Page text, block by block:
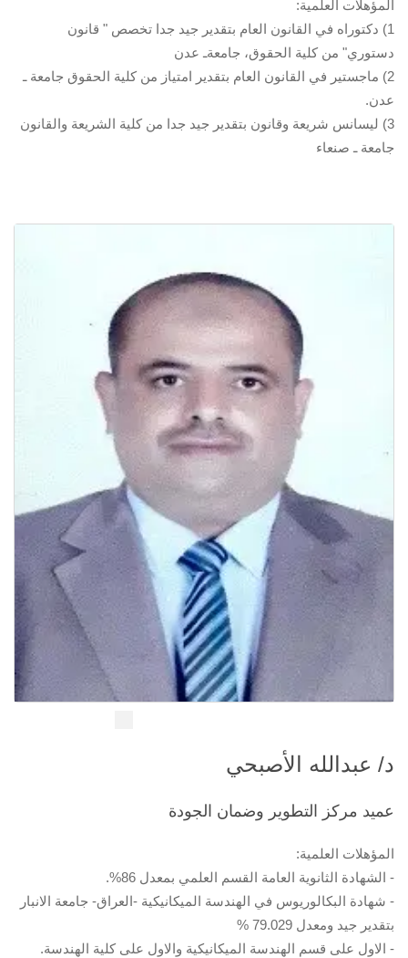
المؤهلات العلمية:
1) دكتوراه في القانون العام بتقدير جيد جدا تخصص " قانون
دستوري" من كلية الحقوق، جامعةـ عدن
2) ماجستير في القانون العام بتقدير امتياز من كلية الحقوق جامعة ـ
عدن.
3) ليسانس شريعة وقانون بتقدير جيد جدا من كلية الشريعة والقانون
جامعة ـ صنعاء
د/ عبدالله الأصبحي
عميد مركز التطوير وضمان الجودة
المؤهلات العلمية:
- الشهادة الثانوية العامة القسم العلمي بمعدل 86%.
- شهادة البكالوريوس في الهندسة الميكانيكية -العراق- جامعة الانبار
بتقدير جيد ومعدل 79.029 %
- الاول على قسم الهندسة الميكانيكية والاول على كلية الهندسة.